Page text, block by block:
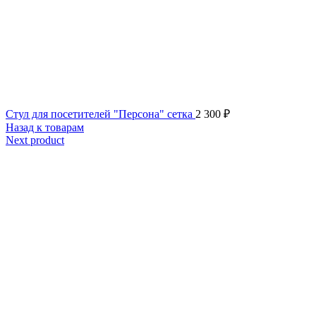
Стул для посетителей "Персона" сетка 2 300 ₽
Назад к товарам
Next product